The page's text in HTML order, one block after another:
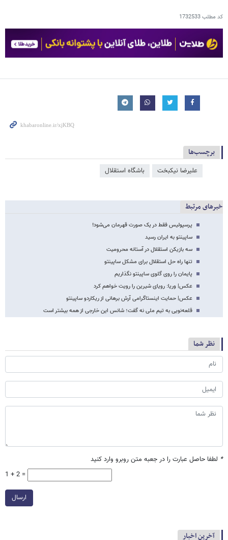
کد مطلب1732533
برچسب‌ها
علیرضا نیکبخت باشگاه استقلال
خبرهای مرتبط
پرسپولیس فقط در یک صورت قهرمان می‌شود!
ساپینتو به ایران رسید
سه بازیکن استقلال در آستانه محرومیت
تنها راه حل استقلال برای مشکل ساپینتو
پایمان را روی گلوی ساپینتو نگذاریم
عکس| وریا: رویای شیرین را رویت خواهم کرد
عکس| حمایت اینستاگرامی آرش برهانی از ریکاردو ساپینتو
قلعه‌نویی به تیم ملی نه گفت؛ شانس این خارجی از همه بیشتر است
نظر شما
* لطفا حاصل عبارت را در جعبه متن روبرو وارد کنید
1 + 2 =
ارسال
آخرین اخبار